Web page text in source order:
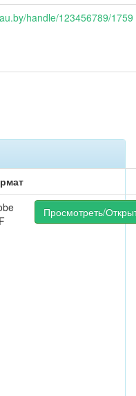
handle/123456789/1759
Просмотреть/